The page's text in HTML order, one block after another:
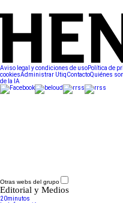
Aviso legal y condiciones de usoPolítica de
cookiesAdministrar UtiqContactoQuiénes
de la IA
Otras webs del grupo
Editorial y Medios
20minutos